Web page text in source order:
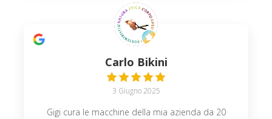
Carlo Bikini
3 Giugno 2025
Gigi cura le macchine della mia azienda da 20